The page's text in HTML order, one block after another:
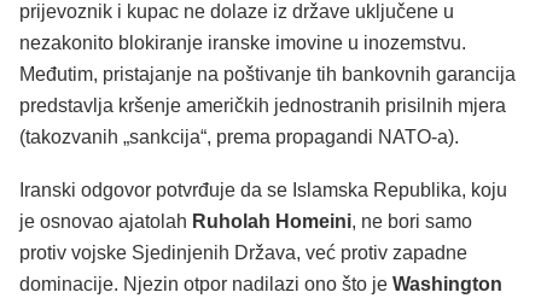
prijevoznik i kupac ne dolaze iz države uključene u
nezakonito blokiranje iranske imovine u inozemstvu.
Međutim, pristajanje na poštivanje tih bankovnih garancija
predstavlja kršenje američkih jednostranih prisilnih mjera
(takozvanih „sankcija“, prema propagandi NATO-a).
Iranski odgovor potvrđuje da se Islamska Republika, koju
je osnovao ajatolah Ruholah Homeini, ne bori samo
protiv vojske Sjedinjenih Država, već protiv zapadne
dominacije. Njezin otpor nadilazi ono što je Washington